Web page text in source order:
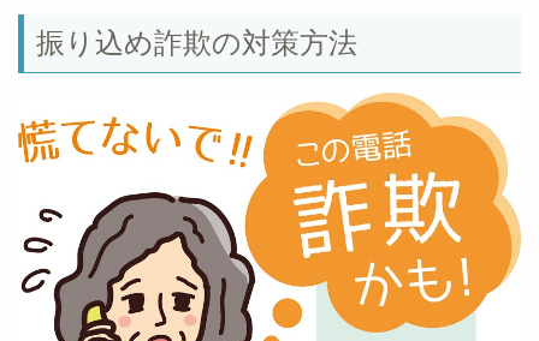
振り込め詐欺の対策方法